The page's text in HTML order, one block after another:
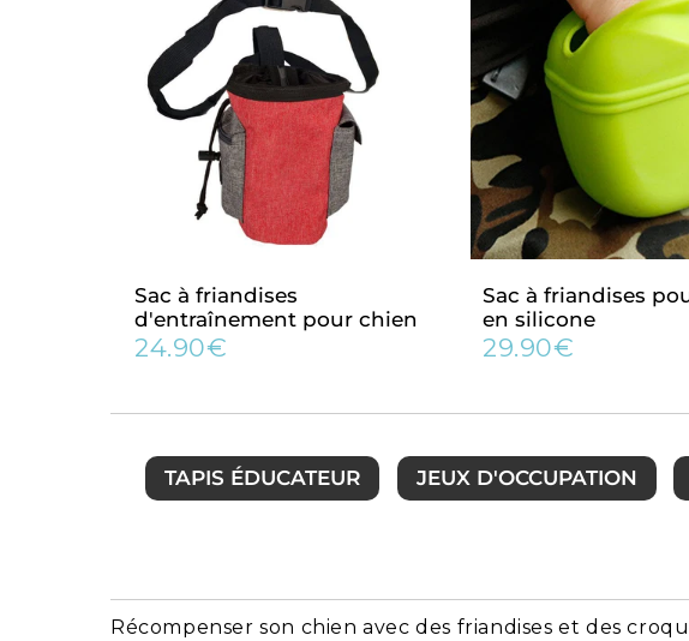
Sac à friandises
d'entraînement pour chien
Prix
24.90€
Sac à friandises
en silicone
Prix
29.90€
TAPIS ÉDUCATEUR JEUX D'OCCUPATION
Récompenser son chien avec des friandises et des